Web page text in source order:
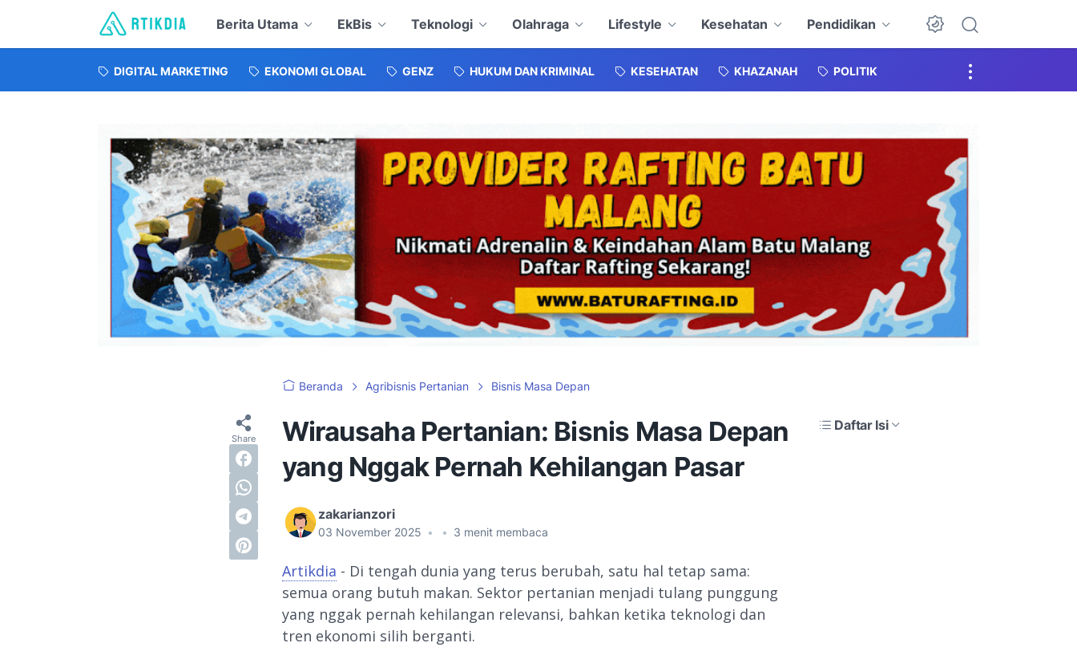
Berita Utama EkBis Teknologi Olahraga Lifestyle Kesehatan Pendidikan
DIGITAL MARKETING EKONOMI GLOBAL GENZ HUKUM DAN KRIMINAL KESEHATAN KHAZANAH POLITIK
Beranda Agribisnis Pertanian Bisnis Masa Depan
Wirausaha Pertanian: Bisnis Masa Depan
yang Nggak Pernah Kehilangan Pasar
zakarianzori
03 November 2025 • • 3 menit membaca
Daftar Isi
Artikdia - Di tengah dunia yang terus berubah, satu hal tetap sama:
semua orang butuh makan. Sektor pertanian menjadi tulang punggung
yang nggak pernah kehilangan relevansi, bahkan ketika teknologi dan
tren ekonomi silih berganti.